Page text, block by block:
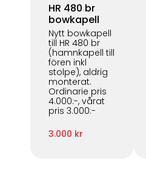
HR 480 br
bowkapell
Nytt bowkapell
till HR 480 br
(hamnkapell till
fören inkl
stolpe), aldrig
monterat.
Ordinarie pris
4.000:-, vårat
pris 3.000:-
3.000 kr